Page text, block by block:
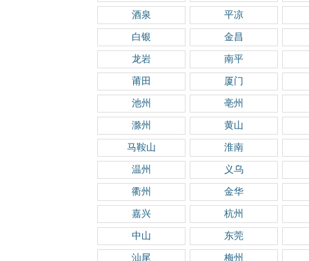
酒泉 平凉
白银 金昌
龙岩 南平
莆田 厦门
池州 亳州
滁州 黄山
马鞍山 淮南
温州 义乌
衢州 金华
嘉兴 杭州
中山 东莞
汕尾 梅州